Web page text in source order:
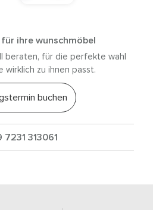
ihre wunschmöbel
beraten, für die perfekte wahl
wirklich zu ihnen passt.
buchen
7231 313061